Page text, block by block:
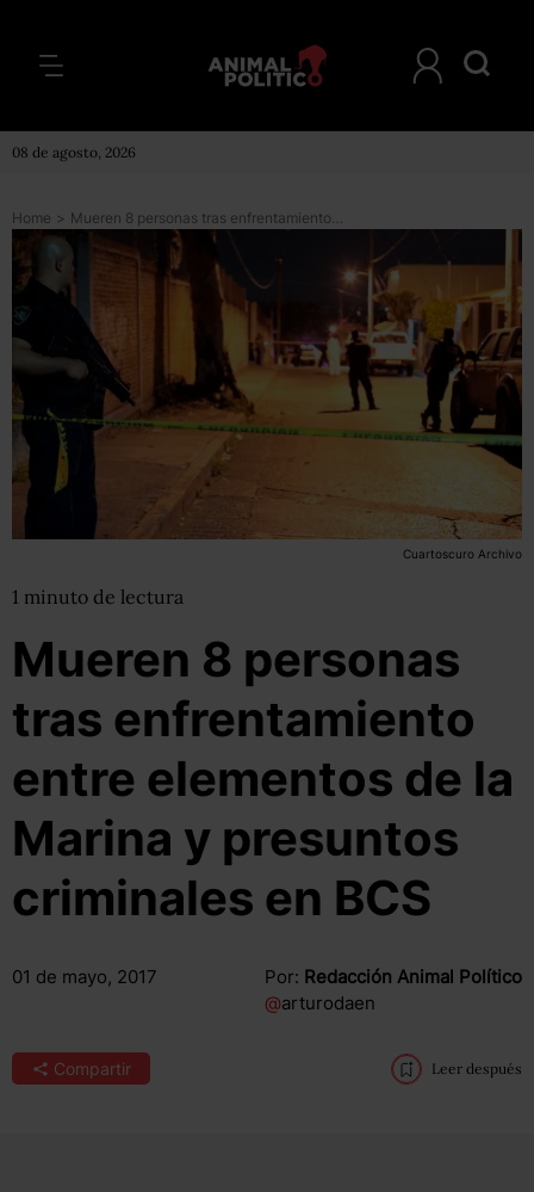
08 de agosto, 2026
Home > Mueren 8 personas tras enfrentamiento entre elementos de la Marina y presuntos criminales en BCS
Cuartoscuro Archivo
1 minuto de lectura
Mueren 8 personas
tras enfrentamiento
entre elementos de la
Marina y presuntos
criminales en BCS
01 de mayo, 2017 Por: Redacción Animal Político
@arturodaen
Compartir Leer después